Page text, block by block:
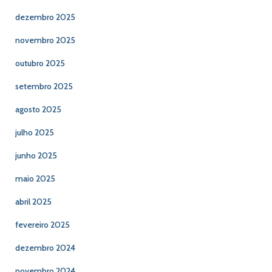
dezembro 2025
novembro 2025
outubro 2025
setembro 2025
agosto 2025
julho 2025
junho 2025
maio 2025
abril 2025
fevereiro 2025
dezembro 2024